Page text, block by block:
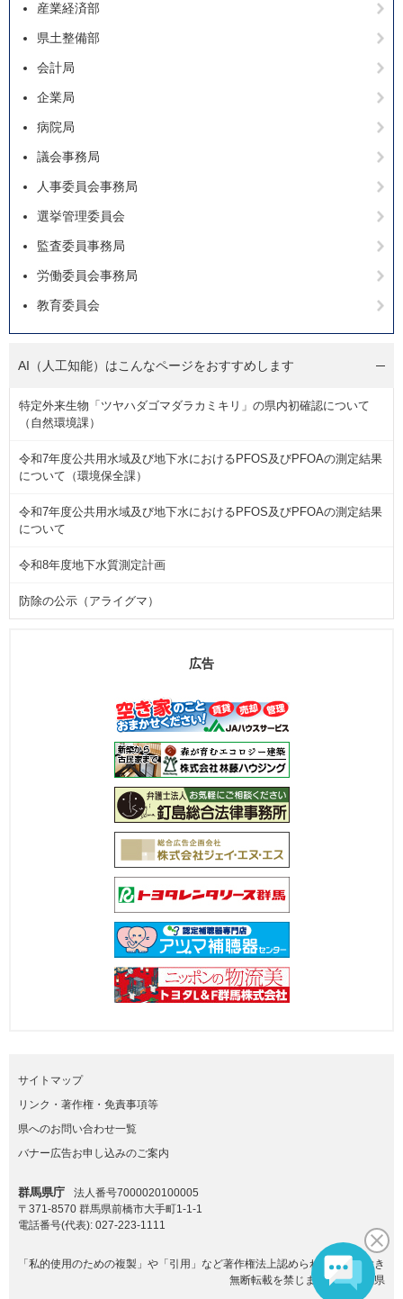
産業経済部
県土整備部
会計局
企業局
病院局
議会事務局
人事委員会事務局
選挙管理委員会
監査委員事務局
労働委員会事務局
教育委員会
AI（人工知能）はこんなページをおすすめします
特定外来生物「ツヤハダゴマダラカミキリ」の県内初確認について
（自然環境課）
令和7年度公共用水域及び地下水におけるPFOS及びPFOAの測定結果
について（環境保全課）
令和7年度公共用水域及び地下水におけるPFOS及びPFOAの測定結果
について
令和8年度地下水質測定計画
防除の公示（アライグマ）
広告
サイトマップ
リンク・著作権・免責事項等
県へのお問い合わせ一覧
バナー広告お申し込みのご案内
群馬県庁
法人番号7000020100005
〒371-8570 群馬県前橋市大手町1-1-1
電話番号(代表): 027-223-1111
「私的使用のための複製」や「引用」など著作権法上認められた場合を除き
無断転載を禁じます。(C)群馬県